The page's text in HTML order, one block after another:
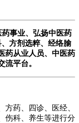
事业、弘扬中医药
方剂选粹、经络腧
药从业人员、中医药
流平台。
方药、四诊、医经、
伤科、养生等进行分